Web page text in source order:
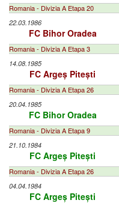
Romania - Divizia A Etapa 20
22.03.1986
FC Bihor Oradea
Romania - Divizia A Etapa 3
14.08.1985
FC Argeș Pitești
Romania - Divizia A Etapa 26
20.04.1985
FC Bihor Oradea
Romania - Divizia A Etapa 9
21.10.1984
FC Argeș Pitești
Romania - Divizia A Etapa 26
04.04.1984
FC Argeș Pitești